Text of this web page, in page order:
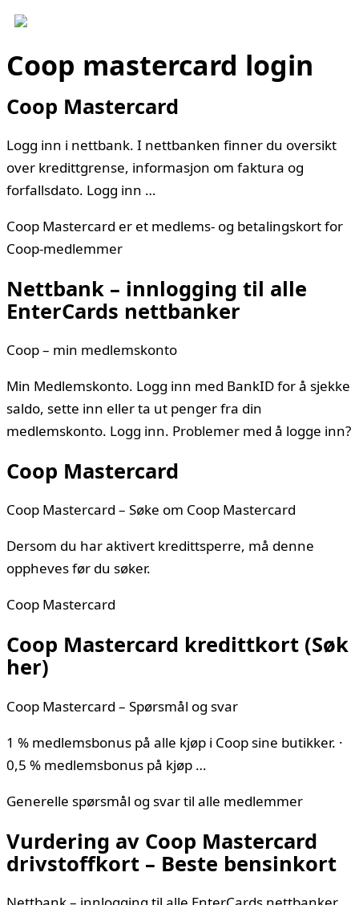
Coop mastercard login
Coop Mastercard
Logg inn i nettbank. I nettbanken finner du oversikt
over kredittgrense, informasjon om faktura og
forfallsdato. Logg inn …
Coop Mastercard er et medlems- og betalingskort for
Coop-medlemmer
Nettbank – innlogging til alle
EnterCards nettbanker
Coop – min medlemskonto
Min Medlemskonto. Logg inn med BankID for å sjekke
saldo, sette inn eller ta ut penger fra din
medlemskonto. Logg inn. Problemer med å logge inn?
Coop Mastercard
Coop Mastercard – Søke om Coop Mastercard
Dersom du har aktivert kredittsperre, må denne
oppheves før du søker.
Coop Mastercard
Coop Mastercard kredittkort (Søk
her)
Coop Mastercard – Spørsmål og svar
1 % medlemsbonus på alle kjøp i Coop sine butikker. ·
0,5 % medlemsbonus på kjøp …
Generelle spørsmål og svar til alle medlemmer
Vurdering av Coop Mastercard
drivstoffkort – Beste bensinkort